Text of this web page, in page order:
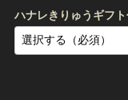
ハナレきりゅうギフ